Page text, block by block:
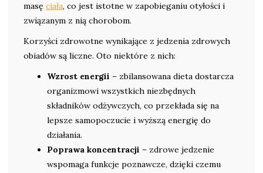
masę ciała, co jest istotne w zapobieganiu otyłości i
związanym z nią chorobom.
Korzyści zdrowotne wynikające z jedzenia zdrowych
obiadów są liczne. Oto niektóre z nich:
Wzrost energii – zbilansowana dieta dostarcza
organizmowi wszystkich niezbędnych
składników odżywczych, co przekłada się na
lepsze samopoczucie i wyższą energię do
działania.
Poprawa koncentracji – zdrowe jedzenie
wspomaga funkcje poznawcze, dzięki czemu